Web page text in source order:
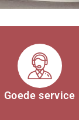
Goede service